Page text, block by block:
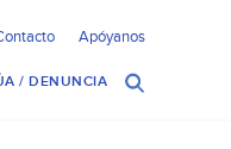
Apóyanos
/ DENUNCIA